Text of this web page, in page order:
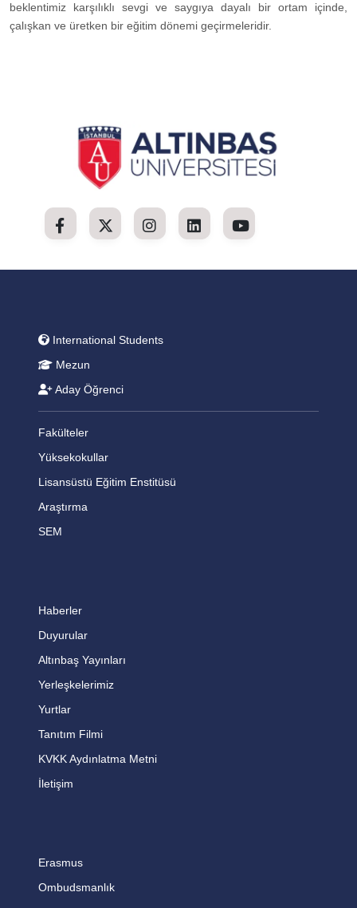
beklentimiz karşılıklı sevgi ve saygıya dayalı bir ortam içinde,
çalışkan ve üretken bir eğitim dönemi geçirmeleridir.
International Students
Mezun
Aday Öğrenci
Fakülteler
Yüksekokullar
Lisansüstü Eğitim Enstitüsü
Araştırma
SEM
Haberler
Duyurular
Altınbaş Yayınları
Yerleşkelerimiz
Yurtlar
Tanıtım Filmi
KVKK Aydınlatma Metni
İletişim
Erasmus
Ombudsmanlık